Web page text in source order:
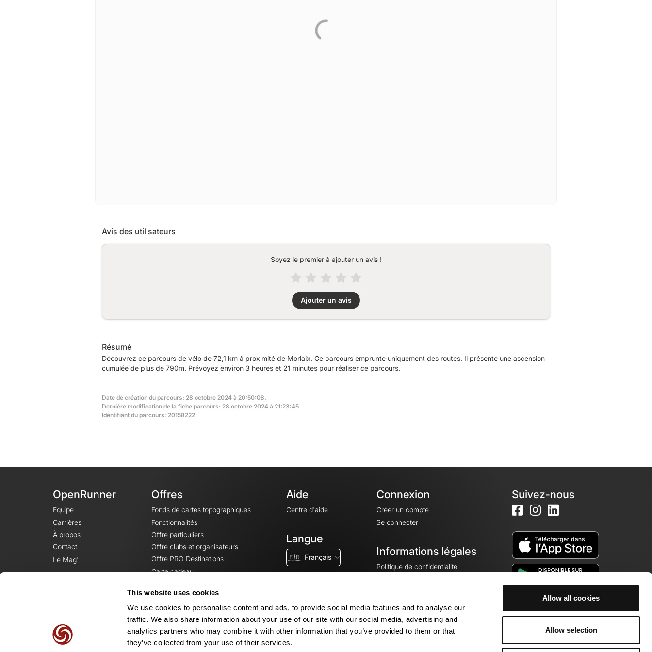
This website uses cookies
We use cookies to personalise content and ads, to provide social media features and to analyse our
traffic. We also share information about your use of our site with our social media, advertising and
analytics partners who may combine it with other information that you’ve provided to them or that
they’ve collected from your use of their services.
Allow all cookies
Allow selection
Avis des utilisateurs
Soyez le premier à ajouter un avis !
Ajouter un avis
Résumé
Découvrez ce parcours de vélo de 72,1 km à proximité de Morlaix. Ce parcours emprunte uniquement des routes. Il présente une ascension
cumulée de plus de 790m. Prévoyez environ 3 heures et 21 minutes pour réaliser ce parcours.
Date de création du parcours: 28 octobre 2024 à 20:50:08.
Dernière modification de la fiche parcours: 28 octobre 2024 à 21:23:45.
Identifiant du parcours: 20158222
OpenRunner
Equipe
Carrières
À propos
Contact
Le Mag'
Offres
Fonds de cartes topographiques
Fonctionnalités
Offre particuliers
Offre clubs et organisateurs
Offre PRO Destinations
Carte cadeau
Aide
Centre d'aide
Langue
🇫🇷 Français
Connexion
Créer un compte
Se connecter
Informations légales
Politique de confidentialité
Mentions légales
Paramètres des cookies
Suivez-nous